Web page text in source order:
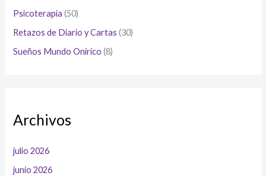
Psicoterapia (50)
Retazos de Diario y Cartas (30)
Sueños Mundo Onírico (8)
Archivos
julio 2026
junio 2026